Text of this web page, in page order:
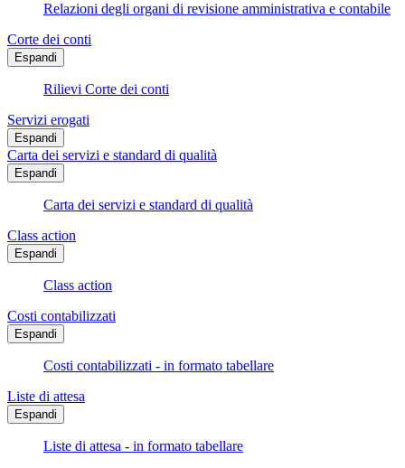
Relazioni degli organi di revisione amministrativa e contabile
Corte dei conti
Espandi
Rilievi Corte dei conti
Servizi erogati
Espandi
Carta dei servizi e standard di qualità
Espandi
Carta dei servizi e standard di qualità
Class action
Espandi
Class action
Costi contabilizzati
Espandi
Costi contabilizzati - in formato tabellare
Liste di attesa
Espandi
Liste di attesa - in formato tabellare